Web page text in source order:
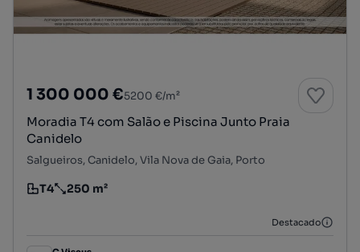
1 300 000 €5200 €/m²
Moradia T4 com Salão e Piscina Junto Praia
Canidelo
Salgueiros, Canidelo, Vila Nova de Gaia, Porto
Tipologia
T4
Preço por metro quadrado
250 m²
Destacado